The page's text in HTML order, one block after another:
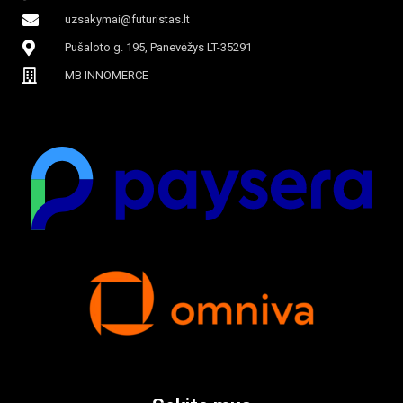
uzsakymai@futuristas.lt
Pušaloto g. 195, Panevėžys LT-35291
MB INNOMERCE